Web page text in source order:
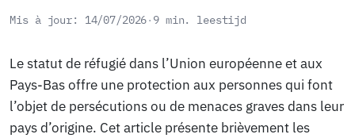
Mis à jour: 14/07/2026 9 min. leestijd
Le statut de réfugié dans l’Union européenne et aux
Pays-Bas offre une protection aux personnes qui font
l’objet de persécutions ou de menaces graves dans leur
pays d’origine. Cet article présente brièvement les